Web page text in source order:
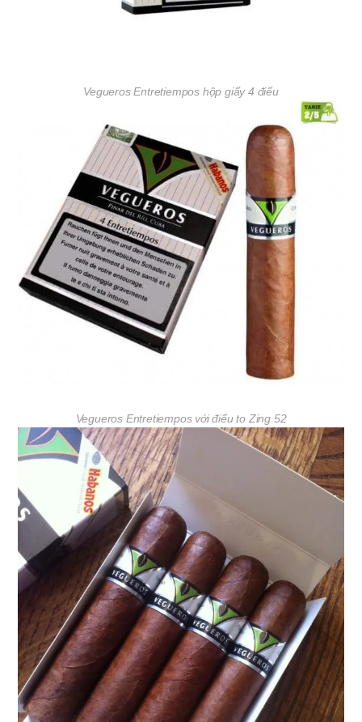
Vegueros Entretiempos hộp giấy 4 điếu
Vegueros Entretiempos với điếu to Zing 52